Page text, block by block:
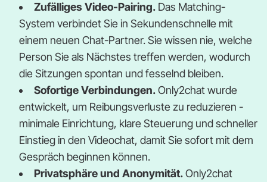
Zufälliges Video-Pairing. Das Matching-
System verbindet Sie in Sekundenschnelle mit
einem neuen Chat-Partner. Sie wissen nie, welche
Person Sie als Nächstes treffen werden, wodurch
die Sitzungen spontan und fesselnd bleiben.
Sofortige Verbindungen.Only2chat wurde
entwickelt, um Reibungsverluste zu reduzieren -
minimale Einrichtung, klare Steuerung und schneller
Einstieg in den Videochat, damit Sie sofort mit dem
Gespräch beginnen können.
Privatsphäre und Anonymität.Only2chat